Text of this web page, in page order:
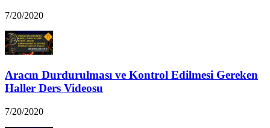
7/20/2020
Aracın Durdurulması ve Kontrol Edilmesi Gereken
Haller Ders Videosu
7/20/2020